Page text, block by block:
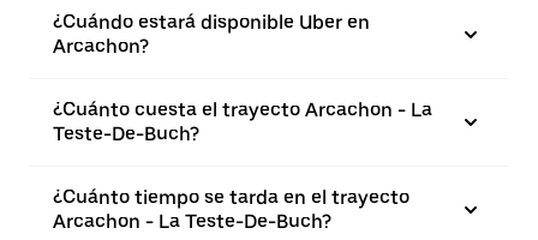
¿Cuándo estará disponible Uber en
Arcachon?
¿Cuánto cuesta el trayecto Arcachon - La
Teste-De-Buch?
¿Cuánto tiempo se tarda en el trayecto
Arcachon - La Teste-De-Buch?